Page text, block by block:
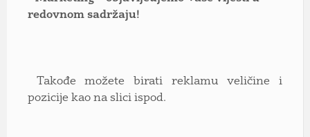
redovnom sadržaju!
Takođe možete birati reklamu veličine i
pozicije kao na slici ispod.